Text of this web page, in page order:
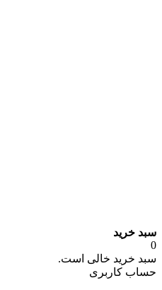
سبد خرید
0
سبد خرید خالی است.
حساب کاربری